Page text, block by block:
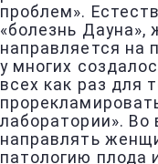
проблем».
«болезнь
направляется на
у многих
всех как раз для
лаборатории». Во
направлять
патологию плода